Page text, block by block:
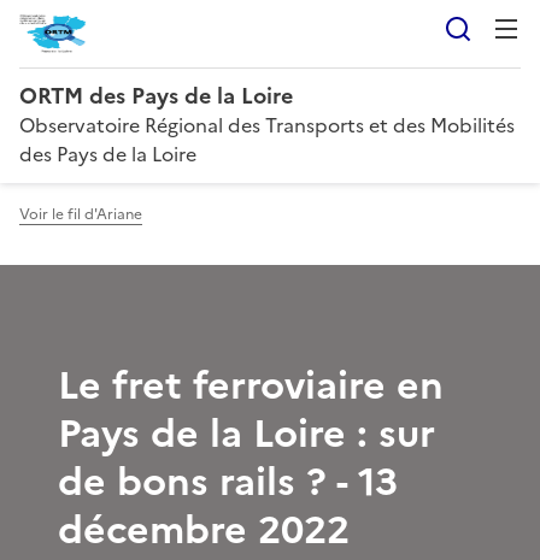
ORTM des Pays de la Loire
Observatoire Régional des Transports et des Mobilités
des Pays de la Loire
Voir le fil d'Ariane
Le fret ferroviaire en
Pays de la Loire : sur
de bons rails ? - 13
décembre 2022